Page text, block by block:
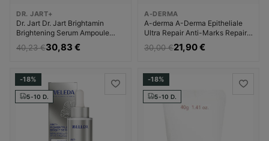
DR. JART+
Dr. Jart Dr. Jart Brightamin
Brightening Serum Ampoule
Drėkinamasis veido kremas
Moterims
40,23 €30,83 €
A-DERMA
A-derma A-Derma Epitheliale
Ultra Repair Anti-Marks Repair
Cream SPF50+ Dermatologinis
Kremas nuo pigmentinių dėmių
30,00 €21,90 €
-18%
5-10 D.
-18%
5-10 D.